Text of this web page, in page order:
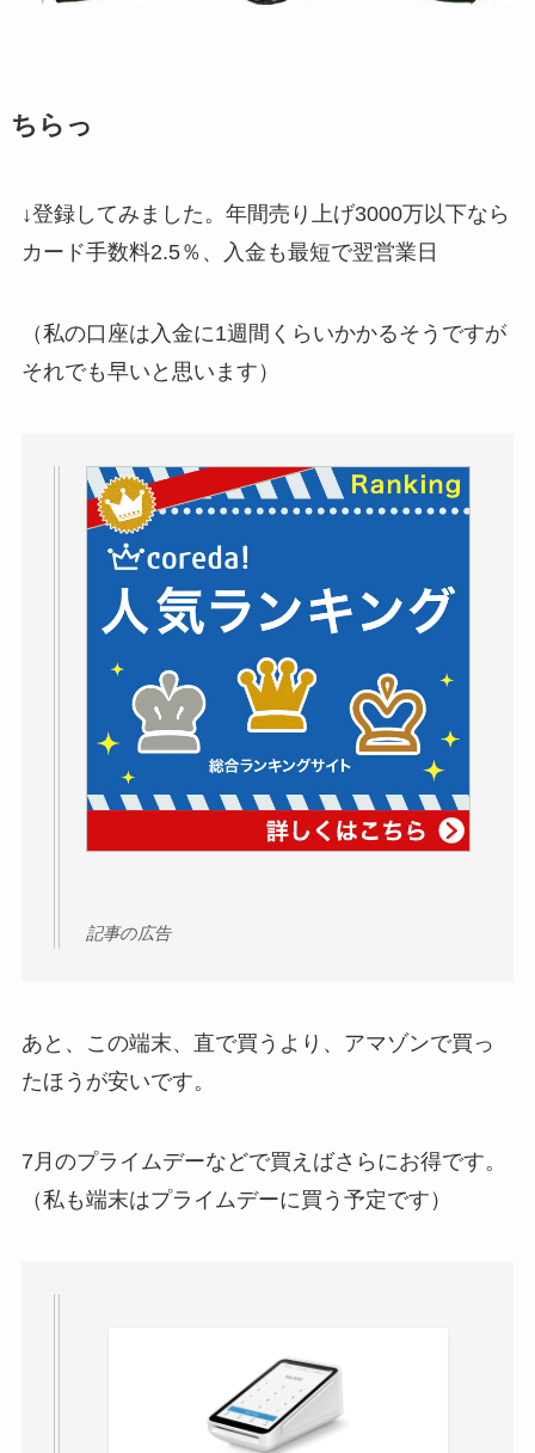
ちらっ
↓登録してみました。年間売り上げ3000万以下なら
カード手数料2.5％、入金も最短で翌営業日
（私の口座は入金に1週間くらいかかるそうですが
それでも早いと思います）
記事の広告
あと、この端末、直で買うより、アマゾンで買っ
たほうが安いです。
7月のプライムデーなどで買えばさらにお得です。
（私も端末はプライムデーに買う予定です）